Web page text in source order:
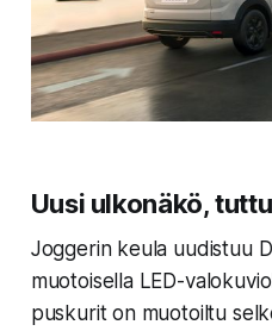
Uusi ulkonäkö,
Joggerin keula uudistuu
muotoisella LED-
puskurit on muotoiltu